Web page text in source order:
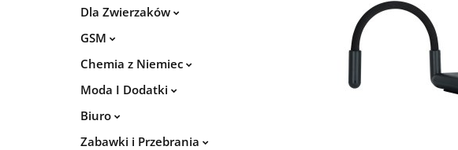
Dla Zwierzaków
GSM
Chemia z Niemiec
Moda I Dodatki
Biuro
Zabawki i Przebrania